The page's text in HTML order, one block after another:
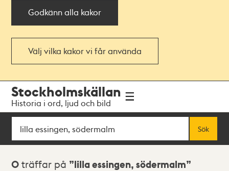
Godkänn alla kakor
Välj vilka kakor vi får använda
navigationen
huvudinnehållet
Stockholmskällan
Historia i ord, ljud och bild
Sök
Sök
Sökresultat
0 träffar på lilla essingen, södermalm